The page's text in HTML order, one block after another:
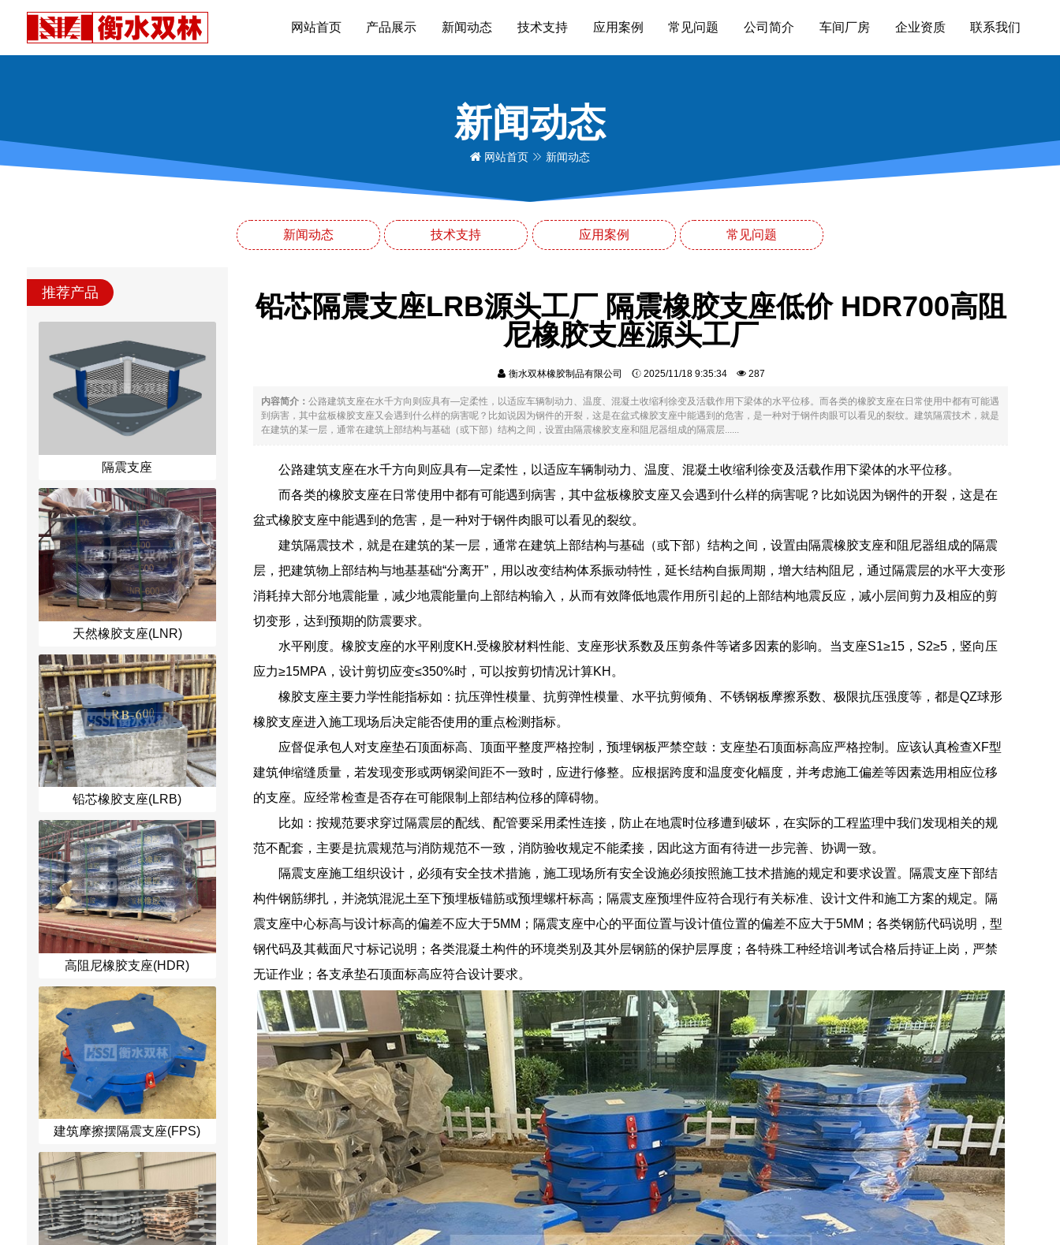
网站首页 产品展示 新闻动态 技术支持 应用案例 常见问题 公司简介 车间厂房 企业资质 联系我们
新闻动态
网站首页 新闻动态
新闻动态 技术支持 应用案例 常见问题
推荐产品
隔震支座
天然橡胶支座(LNR)
铅芯橡胶支座(LRB)
高阻尼橡胶支座(HDR)
建筑摩擦摆隔震支座(FPS)
铅芯隔震支座LRB源头工厂 隔震橡胶支座低价 HDR700高阻
尼橡胶支座源头工厂
衡水双林橡胶制品有限公司 2025/11/18 9:35:34 287
内容简介： 公路建筑支座在水千方向则应具有—定柔性，以适应车辆制动力、温度、混凝土收缩利徐变及活载作用下梁体的水平位移。而各类的橡胶支座在日常使用中都有可能遇
到病害，其中盆板橡胶支座又会遇到什么样的病害呢？比如说因为钢件的开裂，这是在盆式橡胶支座中能遇到的危害，是一种对于钢件肉眼可以看见的裂纹。建筑隔震技术，就是
在建筑的某一层，通常在建筑上部结构与基础（或下部）结构之间，设置由隔震橡胶支座和阻尼器组成的隔震层......
公路建筑支座在水千方向则应具有—定柔性，以适应车辆制动力、温度、混凝土收缩利徐变及活载作用下梁体的水平位移。
而各类的橡胶支座在日常使用中都有可能遇到病害，其中盆板橡胶支座又会遇到什么样的病害呢？比如说因为钢件的开裂，这是在
盆式橡胶支座中能遇到的危害，是一种对于钢件肉眼可以看见的裂纹。
建筑隔震技术，就是在建筑的某一层，通常在建筑上部结构与基础（或下部）结构之间，设置由隔震橡胶支座和阻尼器组成的隔震
层，把建筑物上部结构与地基基础“分离开”，用以改变结构体系振动特性，延长结构自振周期，增大结构阻尼，通过隔震层的水平大变形
消耗掉大部分地震能量，减少地震能量向上部结构输入，从而有效降低地震作用所引起的上部结构地震反应，减小层间剪力及相应的剪
切变形，达到预期的防震要求。
水平刚度。橡胶支座的水平刚度KH.受橡胶材料性能、支座形状系数及压剪条件等诸多因素的影响。当支座S1≥15，S2≥5，竖向压
应力≥15MPA，设计剪切应变≤350%时，可以按剪切情况计算KH。
橡胶支座主要力学性能指标如：抗压弹性模量、抗剪弹性模量、水平抗剪倾角、不锈钢板摩擦系数、极限抗压强度等，都是QZ球形
橡胶支座进入施工现场后决定能否使用的重点检测指标。
应督促承包人对支座垫石顶面标高、顶面平整度严格控制，预埋钢板严禁空鼓：支座垫石顶面标高应严格控制。应该认真检查XF型
建筑伸缩缝质量，若发现变形或两钢梁间距不一致时，应进行修整。应根据跨度和温度变化幅度，并考虑施工偏差等因素选用相应位移
的支座。应经常检查是否存在可能限制上部结构位移的障碍物。
比如：按规范要求穿过隔震层的配线、配管要采用柔性连接，防止在地震时位移遭到破坏，在实际的工程监理中我们发现相关的规
范不配套，主要是抗震规范与消防规范不一致，消防验收规定不能柔接，因此这方面有待进一步完善、协调一致。
隔震支座施工组织设计，必须有安全技术措施，施工现场所有安全设施必须按照施工技术措施的规定和要求设置。隔震支座下部结
构件钢筋绑扎，并浇筑混泥土至下预埋板锚筋或预埋螺杆标高；隔震支座预埋件应符合现行有关标准、设计文件和施工方案的规定。隔
震支座中心标高与设计标高的偏差不应大于5MM；隔震支座中心的平面位置与设计值位置的偏差不应大于5MM；各类钢筋代码说明，型
钢代码及其截面尺寸标记说明；各类混凝土构件的环境类别及其外层钢筋的保护层厚度；各特殊工种经培训考试合格后持证上岗，严禁
无证作业；各支承垫石顶面标高应符合设计要求。